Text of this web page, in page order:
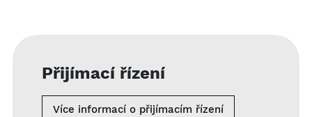
Přijímací řízení
Více informací o přijímacím řízení